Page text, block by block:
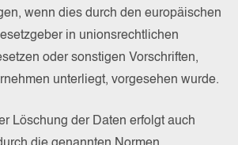
wenn dies durch den europäischen
in unionsrechtlichen
oder sonstigen Vorschriften,
unterliegt, vorgesehen wurde.
Löschung der Daten erfolgt auch